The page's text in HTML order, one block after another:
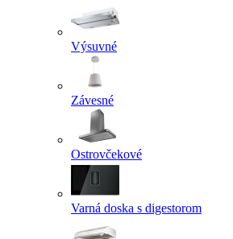
Výsuvné
Závesné
Ostrovčekové
Varná doska s digestorom